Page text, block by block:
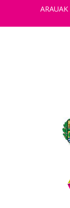
ARAUAK